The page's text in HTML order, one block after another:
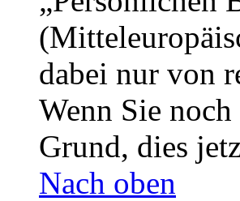
dabei nur von
Wenn Sie
Grund, dies
Nach oben